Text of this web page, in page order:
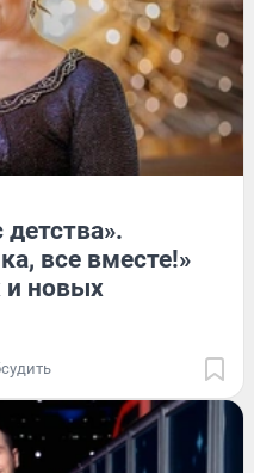
все вместе!»
и новых